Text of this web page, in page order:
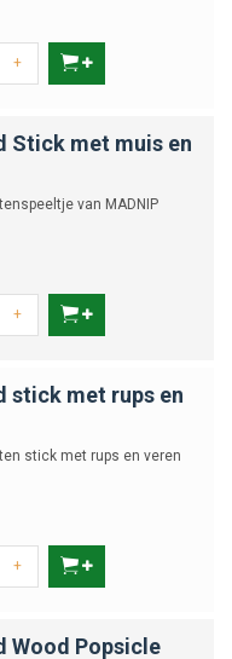
+
Stick met muis en
van MADNIP
+
stick met rups en
stick met rups en veren
+
Wood Popsicle